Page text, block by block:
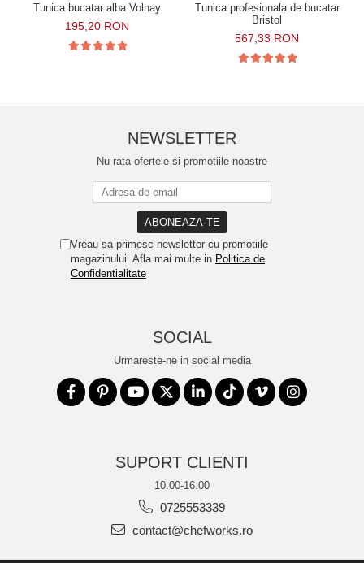
Tunica bucatar alba Volnay
195,20 RON
Tunica profesionala de bucatar
Bristol
567,33 RON
NEWSLETTER
Nu rata ofertele si promotiile noastre
Vreau sa primesc newsletter cu promotiile
magazinului. Afla mai multe in Politica de
Confidentialitate
SOCIAL
Urmareste-ne in social media
SUPORT CLIENTI
10.00-16.00
0725553339
contact@chefworks.ro